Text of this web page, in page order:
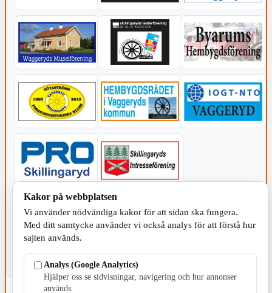
KOMMUNEN
Kakor på webbplatsen
Vi använder nödvändiga kakor för att sidan ska fungera.
Med ditt samtycke använder vi också analys för att förstå hur
sajten används.
Analys (Google Analytics)
Hjälper oss se sidvisningar, navigering och hur annonser
används.